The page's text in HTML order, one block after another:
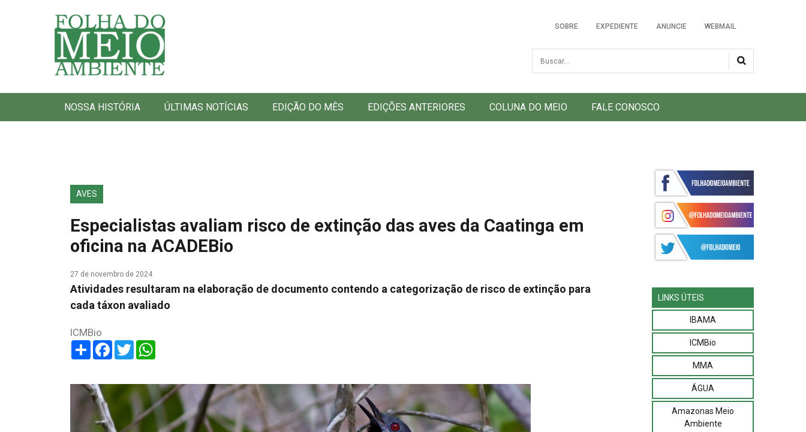
Folha do Meio Ambiente
SOBRE EXPEDIENTE ANUNCIE WEBMAIL
Busca
NOSSA HISTÓRIA ÚLTIMAS NOTÍCIAS EDIÇÃO DO MÊS EDIÇÕES ANTERIORES COLUNA DO MEIO FALE CONOSCO
AVES
Especialistas avaliam risco de extinção das aves da Caatinga em
oficina na ACADEBio
27 de novembro de 2024
Atividades resultaram na elaboração de documento contendo a categorização de risco de extinção para
cada táxon avaliado
ICMBio
ShareFacebook
Twitter
LINKS ÚTEIS
IBAMA
ICMBio
MMA
ÁGUA
Amazonas Meio
Ambiente